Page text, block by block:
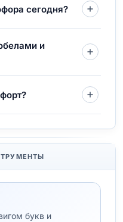
сегодня?
и
букв и